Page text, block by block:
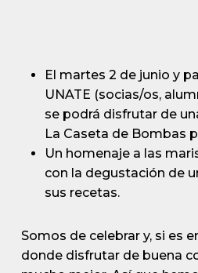
El martes 2 de junio y
UNATE (socias/os,
se podrá disfrutar de
La Caseta de Bombas
Un homenaje a las
con la degustación de
sus recetas.
Somos de celebrar y, si es
donde disfrutar de buena